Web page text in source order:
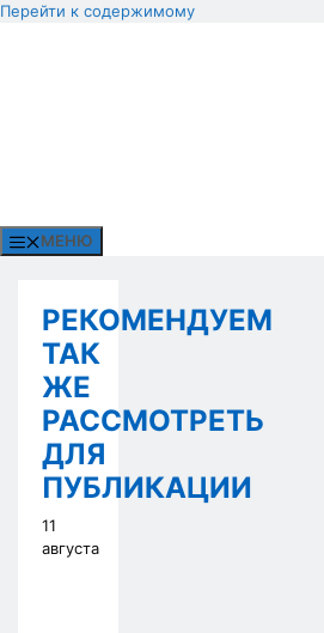
Перейти к содержимому
МЕНЮ
РЕКОМЕНДУЕМ
ТАК
ЖЕ
РАССМОТРЕТЬ
ДЛЯ
ПУБЛИКАЦИИ
11
августа